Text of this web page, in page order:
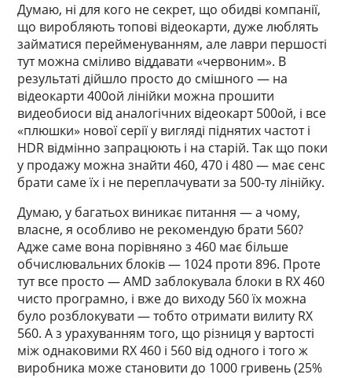
Думаю, ні для кого не секрет, що обидві компанії,
що виробляють топові відеокарти, дуже люблять
займатися перейменуванням, але лаври першості
тут можна сміливо віддавати «червоним». В
результаті дійшло просто до смішного — на
відеокарти 400ой лінійки можна прошити
видеобиоси від аналогічних відеокарт 500ой, і все
«плюшки» нової серії у вигляді піднятих частот і
HDR відмінно запрацюють і на старій. Так що поки
у продажу можна знайти 460, 470 і 480 — має сенс
брати саме їх і не переплачувати за 500-ту лінійку.
Думаю, у багатьох виникає питання — а чому,
власне, я особливо не рекомендую брати 560?
Адже саме вона порівняно з 460 має більше
обчислювальних блоків — 1024 проти 896. Проте
тут все просто — AMD заблокувала блоки в RX 460
чисто програмно, і вже до виходу 560 їх можна
було розблокувати — тобто отримати вилиту RX
560. А з урахуванням того, що різниця у вартості
між однаковими RX 460 і 560 від одного і того ж
виробника може становити до 1000 гривень (25%